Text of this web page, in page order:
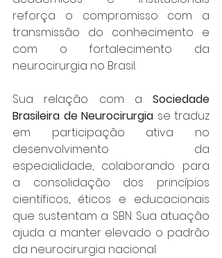
reforça o compromisso com a
transmissão do conhecimento e
com o fortalecimento da
neurocirurgia no Brasil.
Sua relação com a Sociedade
Brasileira de Neurocirurgia se traduz
em participação ativa no
desenvolvimento da
especialidade, colaborando para
a consolidação dos princípios
científicos, éticos e educacionais
que sustentam a SBN. Sua atuação
ajuda a manter elevado o padrão
da neurocirurgia nacional.